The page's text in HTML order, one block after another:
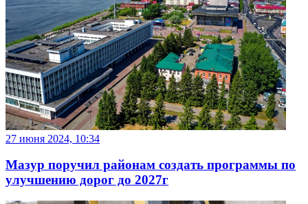
27 июня 2024, 10:34
Мазур поручил районам создать программы по
улучшению дорог до 2027г